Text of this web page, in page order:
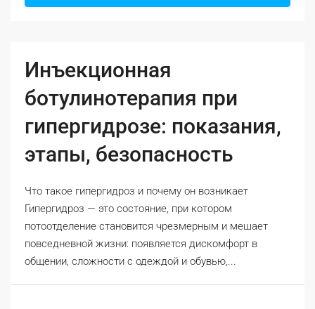
Инъекционная
ботулинотерапия при
гипергидрозе: показания,
этапы, безопасность
Что такое гипергидроз и почему он возникает
Гипергидроз — это состояние, при котором
потоотделение становится чрезмерным и мешает
повседневной жизни: появляется дискомфорт в
общении, сложности с одеждой и обувью,...